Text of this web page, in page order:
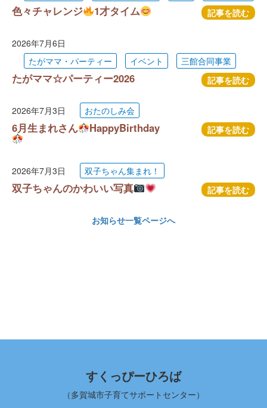
色々チャレンジ 1才タイム 記事を読む
2026年7月6日
たがママ・パーティー
イベント 三館合同事業
たがママ☆パーティー2026 記事を読む
2026年7月3日 おたのしみ会
6月生まれさん HappyBirthday 記事を読む
2026年7月3日 双子ちゃん集まれ！
双子ちゃんのかわいい写真 記事を読む
お知らせ一覧ページへ
すくっぴーひろば
（多賀城市子育てサポートセンター）